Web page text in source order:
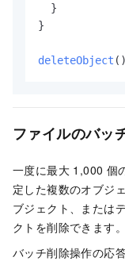
  }
}
deleteObject
ファイルのバッ
一度に最大 1,000 個
定した複数のオブジ
ブジェクト、または
クトを削除できます。
バッチ削除操作の応